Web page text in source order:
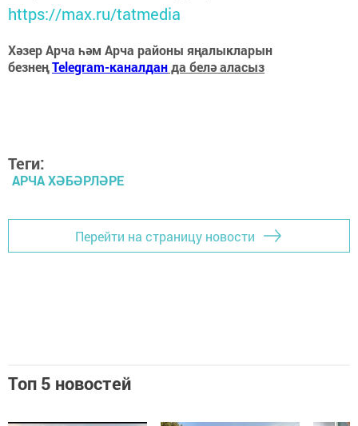
https://max.ru/tatmedia
Хәзер Арча һәм Арча районы яңалыкларын
безнеңTelegram-каналданда белә аласыз
Теги:
АРЧА ХӘБӘРЛӘРЕ
Перейти на страницу новости
Топ 5 новостей